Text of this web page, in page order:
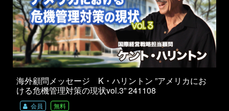
海外顧問メッセージ K・ハリントン ”アメリカにお
ける危機管理対策の現状vol.3” 241108
会員 無料